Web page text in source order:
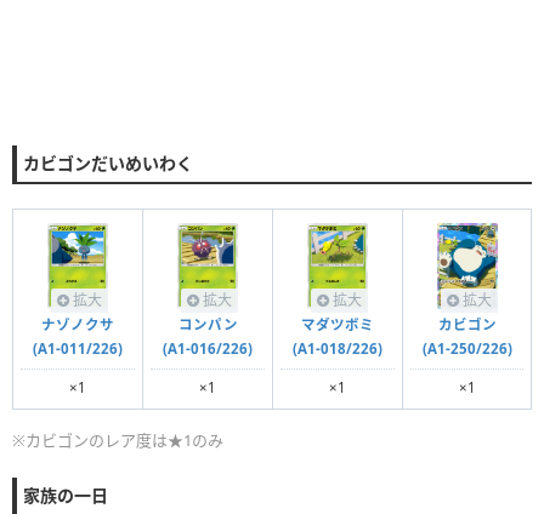
カビゴンだいめいわく
拡大
ナゾノクサ
(A1-011/226)
×1
拡大
コンパン
(A1-016/226)
×1
拡大
マダツボミ
(A1-018/226)
×1
拡大
カビゴン
(A1-250/226)
×1
※カビゴンのレア度は★1のみ
家族の一日